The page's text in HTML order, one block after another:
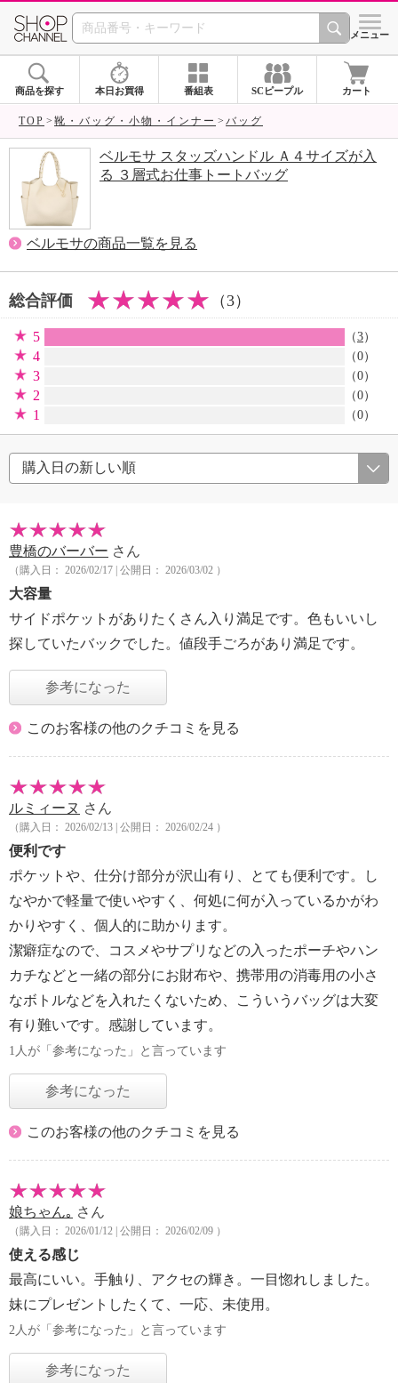
SHOP CHANNEL シメニュー
商品を探す 本日お買得 番組表 SCピープル カート
TOP 靴・バッグ・小物・インナー バッグ
ベルモサ スタッズハンドル Ａ４サイズが入
る ３層式お仕事トートバッグ
ベルモサの商品一覧を見る
総合評価 （3）
5 （3）
4 （0）
3 （0）
2 （0）
1 （0）
豊橋のバーバー さん
（購入日： 2026/02/17 | 公開日： 2026/03/02 ）
大容量
サイドポケットがありたくさん入り満足です。色もいいし
探していたバックでした。値段手ごろがあり満足です。
参考になった
このお客様の他のクチコミを見る
ルミィーヌ さん
（購入日： 2026/02/13 | 公開日： 2026/02/24 ）
便利です
ポケットや、仕分け部分が沢山有り、とても便利です。し
なやかで軽量で使いやすく、何処に何が入っているかがわ
かりやすく、個人的に助かります。
潔癖症なので、コスメやサプリなどの入ったポーチやハン
カチなどと一緒の部分にお財布や、携帯用の消毒用の小さ
なボトルなどを入れたくないため、こういうバッグは大変
有り難いです。感謝しています。
1人が「参考になった」と言っています
参考になった
このお客様の他のクチコミを見る
娘ちゃん｡ さん
（購入日： 2026/01/12 | 公開日： 2026/02/09 ）
使える感じ
最高にいい。手触り、アクセの輝き。一目惚れしました。
妹にプレゼントしたくて、一応、未使用。
2人が「参考になった」と言っています
参考になった